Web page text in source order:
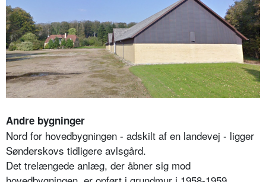
Andre bygninger
Nord for hovedbygningen - adskilt af en landevej - ligger
Sønderskovs tidligere avlsgård.
Det trelængede anlæg, der åbner sig mod